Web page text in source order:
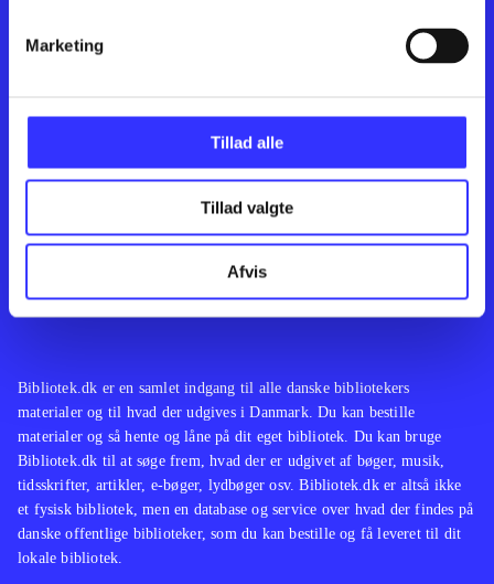
Marketing
Tillad alle
Tillad valgte
Afvis Feedback
Bibliotek.dk er en samlet indgang til alle danske bibliotekers
materialer og til hvad der udgives i Danmark. Du kan bestille
materialer og så hente og låne på dit eget bibliotek. Du kan bruge
Bibliotek.dk til at søge frem, hvad der er udgivet af bøger, musik,
tidsskrifter, artikler, e-bøger, lydbøger osv. Bibliotek.dk er altså ikke
et fysisk bibliotek, men en database og service over hvad der findes på
danske offentlige biblioteker, som du kan bestille og få leveret til dit
lokale bibliotek.
Kontakt os
English
Artikler
Film
Musik
Noder